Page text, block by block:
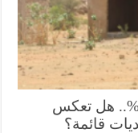
الفقر إلى 25%.. هل تعكس